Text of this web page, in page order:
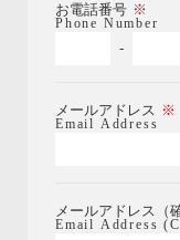
お電話番号
Phone Number
-
メールアドレス
Email Address
メールアドレス（
Email Address